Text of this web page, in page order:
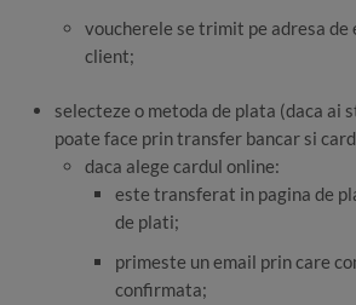
voucherele se trimit pe adresa de
client;
selecteze o metoda de plata (daca ai
poate face prin transfer bancar si
daca alege cardul online:
este transferat in pagina de
de plati;
primeste un email prin care
confirmata;